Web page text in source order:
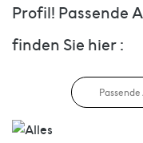
Profil! Passende
finden Sie hier :